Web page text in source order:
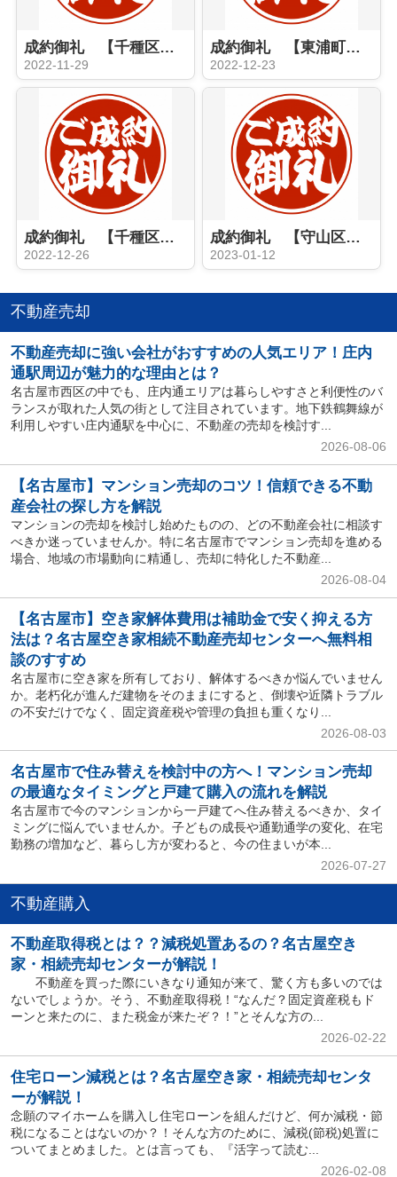
成約御礼 【千種区 区分マンション】
2022-11-29
成約御礼 【東浦町 収益マンション】
2022-12-23
成約御礼 【千種区 新築戸建】
2022-12-26
成約御礼 【守山区 土地】
2023-01-12
不動産売却
不動産売却に強い会社がおすすめの人気エリア！庄内
通駅周辺が魅力的な理由とは？
名古屋市西区の中でも、庄内通エリアは暮らしやすさと利便性のバ
ランスが取れた人気の街として注目されています。地下鉄鶴舞線が
利用しやすい庄内通駅を中心に、不動産の売却を検討す...
2026-08-06
【名古屋市】マンション売却のコツ！信頼できる不動
産会社の探し方を解説
マンションの売却を検討し始めたものの、どの不動産会社に相談す
べきか迷っていませんか。特に名古屋市でマンション売却を進める
場合、地域の市場動向に精通し、売却に特化した不動産...
2026-08-04
【名古屋市】空き家解体費用は補助金で安く抑える方
法は？名古屋空き家相続不動産売却センターへ無料相
談のすすめ
名古屋市に空き家を所有しており、解体するべきか悩んでいません
か。老朽化が進んだ建物をそのままにすると、倒壊や近隣トラブル
の不安だけでなく、固定資産税や管理の負担も重くなり...
2026-08-03
名古屋市で住み替えを検討中の方へ！マンション売却
の最適なタイミングと戸建て購入の流れを解説
名古屋市で今のマンションから一戸建てへ住み替えるべきか、タイ
ミングに悩んでいませんか。子どもの成長や通勤通学の変化、在宅
勤務の増加など、暮らし方が変わると、今の住まいが本...
2026-07-27
不動産購入
不動産取得税とは？？減税処置あるの？名古屋空き
家・相続売却センターが解説！
不動産を買った際にいきなり通知が来て、驚く方も多いのでは
ないでしょうか。そう、不動産取得税！“なんだ？固定資産税もド
ーンと来たのに、また税金が来たぞ？！”とそんな方の...
2026-02-22
住宅ローン減税とは？名古屋空き家・相続売却センタ
ーが解説！
念願のマイホームを購入し住宅ローンを組んだけど、何か減税・節
税になることはないのか？！そんな方のために、減税(節税)処置に
ついてまとめました。とは言っても、『活字って読む...
2026-02-08